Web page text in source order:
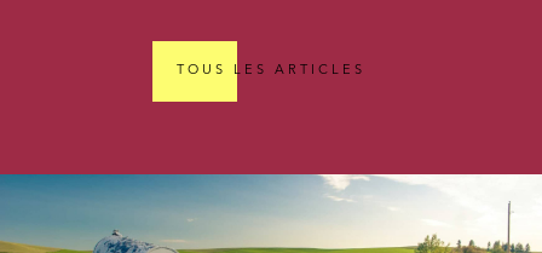
TOUS LES ARTICLES